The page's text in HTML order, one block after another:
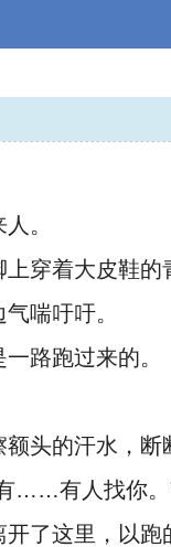
。
穿着大皮鞋的
喘吁吁。
路跑过来的。
头的汗水，断
……有人找你。
了这里，以跑